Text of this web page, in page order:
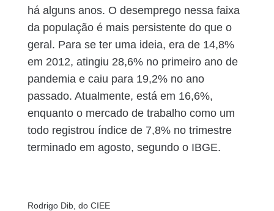
há alguns anos. O desemprego nessa faixa
da população é mais persistente do que o
geral. Para se ter uma ideia, era de 14,8%
em 2012, atingiu 28,6% no primeiro ano de
pandemia e caiu para 19,2% no ano
passado. Atualmente, está em 16,6%,
enquanto o mercado de trabalho como um
todo registrou índice de 7,8% no trimestre
terminado em agosto, segundo o IBGE.
Rodrigo Dib, do CIEE